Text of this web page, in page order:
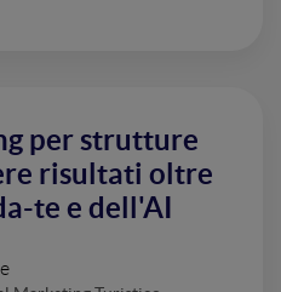
per strutture
risultati oltre
te e dell'AI